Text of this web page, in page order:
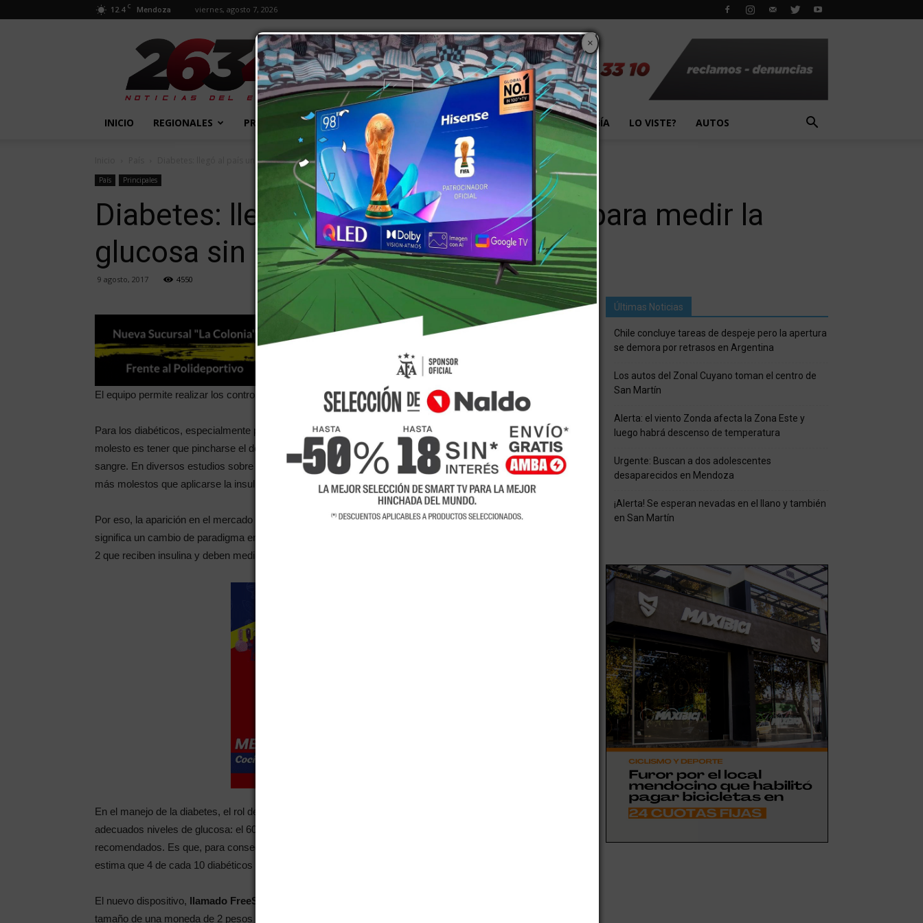
12.4 C Mendoza viernes, agosto 7, 2026
2634
Diario
INICIO REGIONALES PROVINCIALES EXTRA! MUNDO PAÍS EVENTOS TECNOLOGÍA LO VISTE? AUTOS
Diabetes: llegó al país un dispositivo para medir la glucosa sin pinchazos
País Principales
Diabetes: llegó al país un dispositivo para medir la
glucosa sin pinchazos
9 agosto, 2017 4550
El equipo permite realizar los controles escaneando un sensor que se coloca en el brazo.
Para los diabéticos, especialmente para los diabéticos tipo 1, uno de los aspectos que les resulta más
molesto es tener que pincharse el dedo entre tres y cinco veces al día para medir su nivel de glucosa en
sangre. En diversos estudios sobre calidad de vida de los pacientes, han colocado a los pinchazos como
más molestos que aplicarse la insulina.
Por eso, la aparición en el mercado de un nuevo dispositivo que puede medir la glucosa sin pinchazos
significa un cambio de paradigma en el tratamiento de la diabetes tipo 1, y también para los diabéticos tipo
2 que reciben insulina y deben medirse regularmente la glucosa.
En el manejo de la diabetes, el rol del paciente es clave y a su vez,la mayoría de los pacientes no logra
adecuados niveles de glucosa: el 60% de los diabéticos no cumple con los objetivos de glucemia
recomendados. Es que, para conseguirlo, la medición y el seguimiento es fundamental. No obstante, se
estima que 4 de cada 10 diabéticos no lo realiza con frecuencia.
El nuevo dispositivo, llamado FreeStyle Libre, de Abbott,
tamaño de una moneda de 2 pesos que se coloca en el brazo y que mide la glucosa en líquido intersticial
×
Últimas Noticias
Chile concluye tareas de despeje pero la apertura
se demora por retrasos en Argentina
Los autos del Zonal Cuyano toman el centro de
San Martín
Alerta: el viento Zonda afecta la Zona Este y
luego habrá descenso de temperatura
Urgente: Buscan a dos adolescentes
desaparecidos en Mendoza
¡Alerta! Se esperan nevadas en el llano y también
en San Martín